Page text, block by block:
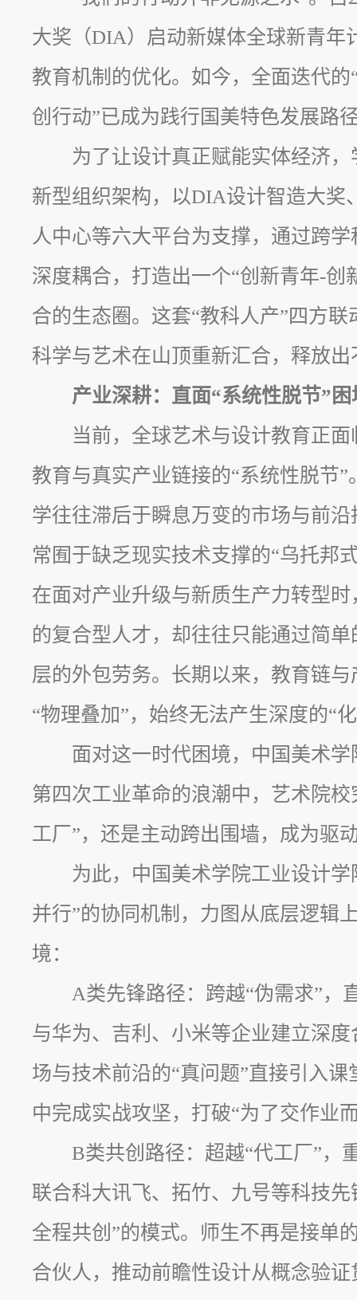
大奖（DIA）启动新媒体全球新青年
教育机制的优化。如今，全面迭代的
创行动”已成为践行国美特色发展路
为了让设计真正赋能实体经济，
新型组织架构，以DIA设计智造大奖
人中心等六大平台为支撑，通过跨
深度耦合，打造出一个“创新青年-创
合的生态圈。这套“教科人产”四方
科学与艺术在山顶重新汇合，释放
产业深耕：直面“系统性脱节”
当前，全球艺术与设计教育正
教育与真实产业链接的“系统性脱节
学往往滞后于瞬息万变的市场与前
常囿于缺乏现实技术支撑的“乌托邦
在面对产业升级与新质生产力转型
的复合型人才，却往往只能通过简
层的外包劳务。长期以来，教育链
“物理叠加”，始终无法产生深度的“
面对这一时代困境，中国美术
第四次工业革命的浪潮中，艺术院
工厂”，还是主动跨出围墙，成为驱
为此，中国美术学院工业设计
并行”的协同机制，力图从底层逻辑
境：
A类先锋路径：跨越“伪需求”，
与华为、吉利、小米等企业建立深
场与技术前沿的“真问题”直接引入课
中完成实战攻坚，打破“为了交作业
B类共创路径：超越“代工厂”，
联合科大讯飞、拓竹、九号等科技
全程共创”的模式。师生不再是接单
合伙人，推动前瞻性设计从概念验